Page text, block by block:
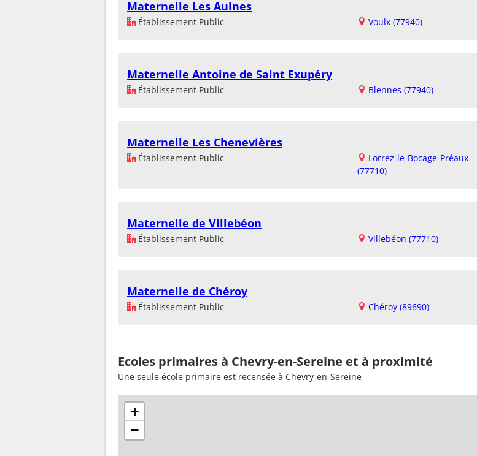
Maternelle Les Aulnes
Établissement Public Voulx (77940)
Maternelle Antoine de Saint Exupéry
Établissement Public Blennes (77940)
Maternelle Les Chenevières
Établissement Public
Lorrez-le-Bocage-Préaux
(77710)
Maternelle de Villebéon
Établissement Public Villebéon (77710)
Maternelle de Chéroy
Établissement Public Chéroy (89690)
Ecoles primaires à Chevry-en-Sereine et à proximité
Une seule école primaire est recensée à Chevry-en-Sereine
+
−